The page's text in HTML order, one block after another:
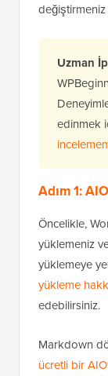
Uzman
edinmek
Adım 1:
Öncelikle,
yüklemeniz
yüklemeye
yükleme
edebilirsiniz.
Markdown
ücretli bir